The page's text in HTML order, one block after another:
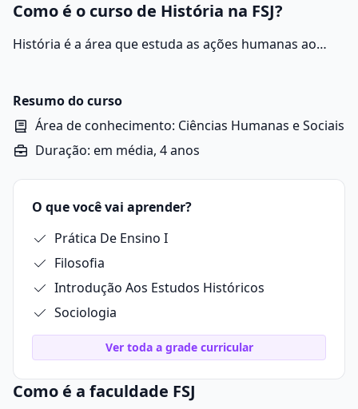
Como é o curso de História na FSJ?
História é a área que estuda as ações humanas ao
Resumo do curso
Área de conhecimento: Ciências Humanas e Sociais
Duração: em média, 4 anos
O que você vai aprender?
Prática De Ensino I
Filosofia
Introdução Aos Estudos Históricos
Sociologia
Ver toda a grade curricular
Como é a faculdade FSJ